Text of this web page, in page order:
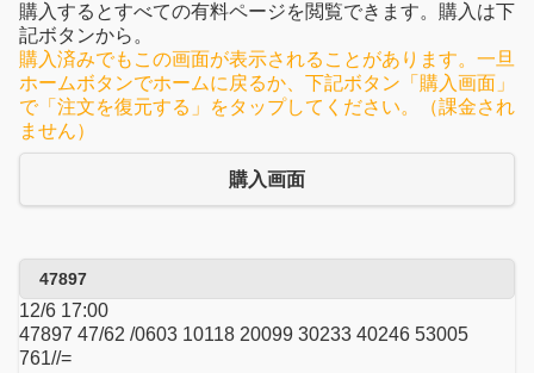
購入するとすべての有料ページを閲覧できます。購入は下
記ボタンから。
購入済みでもこの画面が表示されることがあります。一旦
ホームボタンでホームに戻るか、下記ボタン「購入画面」
で「注文を復元する」をタップしてください。（課金され
ません）
購入画面
47897
12/6 17:00
47897 47/62 /0603 10118 20099 30233 40246 53005
761//=